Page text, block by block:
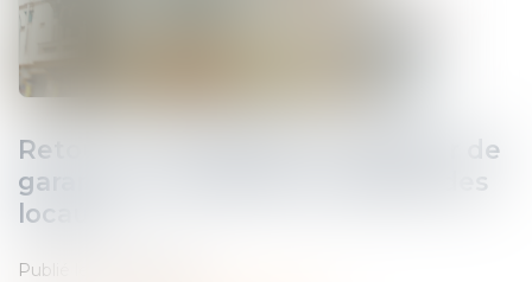
Retour sur l’obligation du bailleur de
garantir une jouissance paisible des
locaux
Publié le :